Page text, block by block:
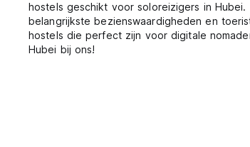
hostels geschikt voor soloreizigers in
belangrijkste bezienswaardigheden en
hostels die perfect zijn voor digitale
Hubei bij ons!